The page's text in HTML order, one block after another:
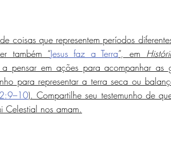
coisas que representem períodos
também “Jesus faz a Terra”, em
pensar em ações para acompanhar as
para representar a terra seca ou
). Compartilhe seu testemunho de
Celestial nos amam.